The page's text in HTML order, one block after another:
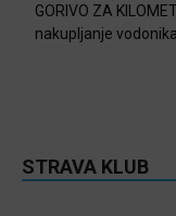
GORIVO ZA
nakupljanje
STRAVA KLUB